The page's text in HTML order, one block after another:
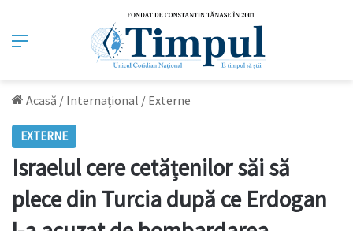
Meniu
Acasă / Internațional / Externe
EXTERNE
Israelul cere cetățenilor săi să
plece din Turcia după ce Erdogan